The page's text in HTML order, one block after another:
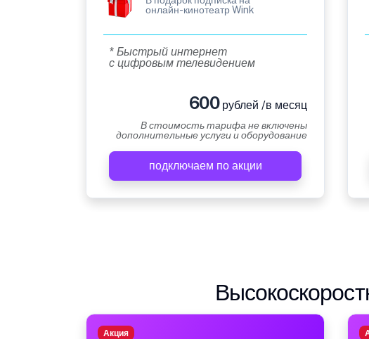
онлайн-кинотеатр Wink
* Быстрый интернет
с цифровым телевидением
600рублей /в месяц
В стоимость тарифа не включены
дополнительные услуги и оборудование
подключаем по акции
Акция